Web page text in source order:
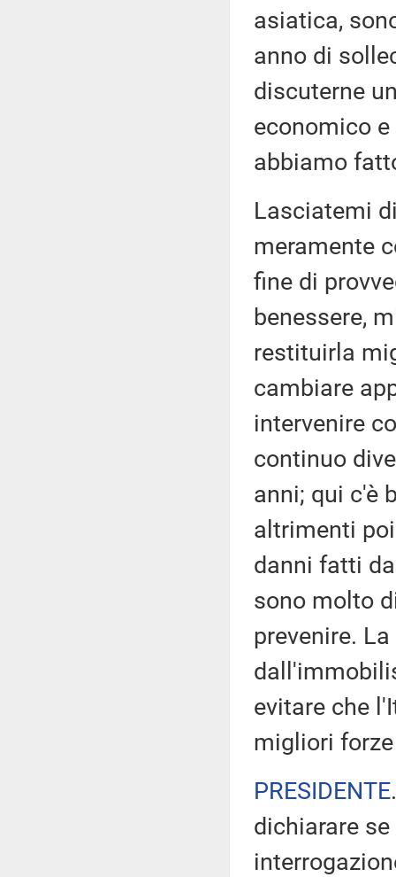
asiatica,
anno di
discuterne
economico
abbiamo
Lasciatemi
meramente
fine di
benessere,
restituirla
cambiare
intervenire
continuo
anni; qui c'è
altrimenti
danni fatti
sono molto
prevenire.
evitare che
migliori
PRESIDENTE
dichiarare